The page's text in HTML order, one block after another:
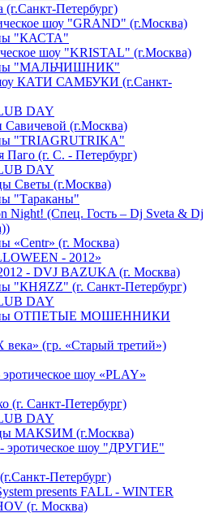
(г.Санкт-Петербург)
шоу "GRAND" (г.Москва)
"КАСТА"
шоу "KRISTAL" (г.Москва)
"МАЛЬЧИШНИК"
КАТИ САМБУКИ (г.Санкт-
DAY
(г.Москва)
"TRIAGRUTRIKA"
(г. С. - Петербург)
DAY
Светы (г.Москва)
"Тараканы"
Night! (Спец. Гость – Dj Sveta & Dj
«Centr» (г. Москва)
- 2012»
- DVJ BAZUKA (г. Москва)
"КНЯZZ" (г. Санкт-Петербург)
DAY
ОТПЕТЫЕ МОШЕННИКИ
века» (гр. «Старый третий»)
шоу «PLAY»
(г. Санкт-Петербург)
DAY
МАКSИМ (г.Москва)
эротическое шоу "ДРУГИЕ"
Петербург)
presents FALL - WINTER
(г. Москва)